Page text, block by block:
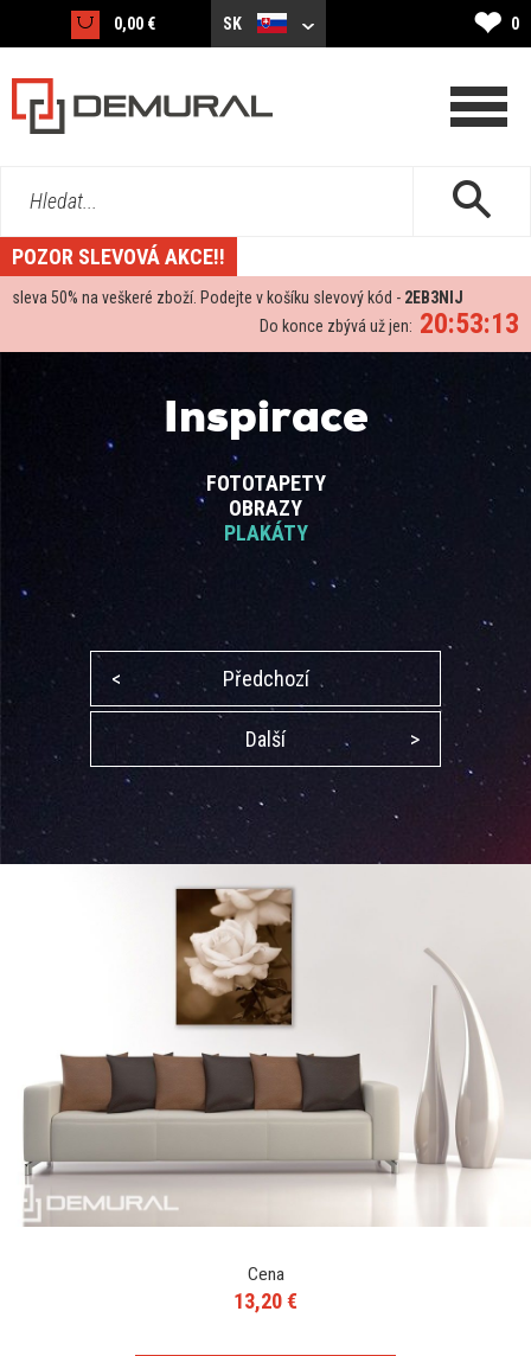
0,00 € SK ❤ 0
Hledat...
POZOR SLEVOVÁ AKCE!!
sleva 50% na veškeré zboží. Podejte v košíku slevový kód - 2EB3NIJ
20:53:12
Do konce zbývá už jen:
Inspirace
FOTOTAPETY
OBRAZY
PLAKÁTY
< Předchozí
Další >
Cena
13,20 €